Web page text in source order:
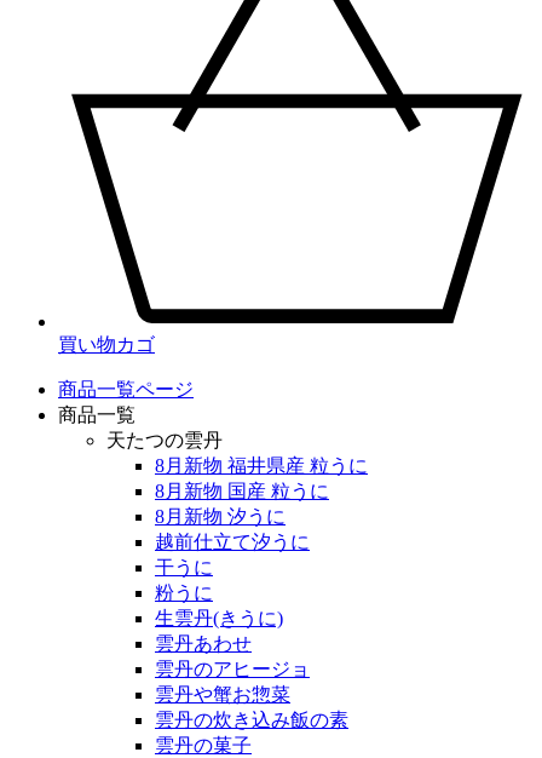
買い物カゴ
商品一覧ページ
商品一覧
天たつの雲丹
8月新物 福井県産 粒うに
8月新物 国産 粒うに
8月新物 汐うに
越前仕立て汐うに
干うに
粉うに
生雲丹(きうに)
雲丹あわせ
雲丹のアヒージョ
雲丹や蟹お惣菜
雲丹の炊き込み飯の素
雲丹の菓子